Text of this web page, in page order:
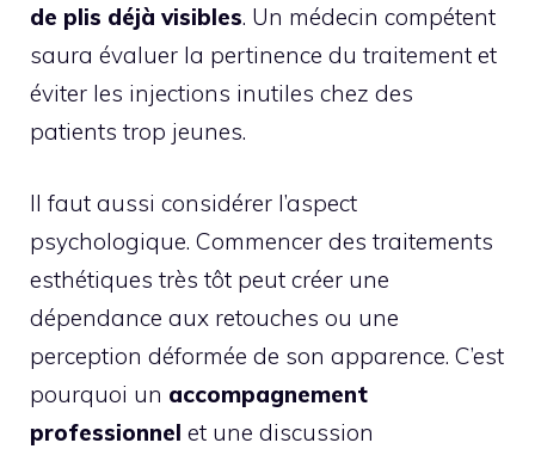
de plis déjà visibles. Un médecin compétent
saura évaluer la pertinence du traitement et
éviter les injections inutiles chez des
patients trop jeunes.
Il faut aussi considérer l’aspect
psychologique. Commencer des traitements
esthétiques très tôt peut créer une
dépendance aux retouches ou une
perception déformée de son apparence. C’est
pourquoi un accompagnement
professionnel et une discussion